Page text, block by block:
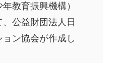
教育振興機構）
公益財団法人日
ン協会が作成し